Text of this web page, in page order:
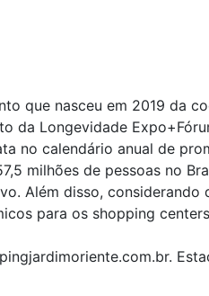
que nasceu em 2019 da
da Longevidade
no calendário anual de
milhões de pessoas no
Além disso, considerando
para os shopping